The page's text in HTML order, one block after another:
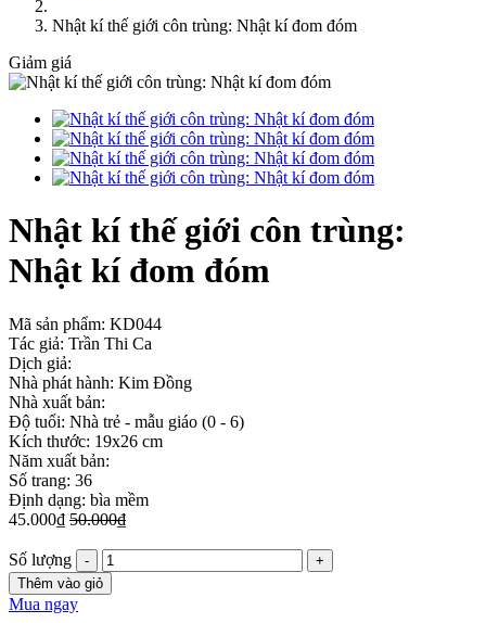
Nhật kí thế giới côn trùng: Nhật kí đom đóm
Giảm giá
Nhật kí thế giới côn trùng:
Nhật kí đom đóm
Mã sản phẩm: KD044
Tác giả: Trần Thi Ca
Dịch giả:
Nhà phát hành: Kim Đồng
Nhà xuất bản:
Độ tuổi: Nhà trẻ - mẫu giáo (0 - 6)
Kích thước: 19x26 cm
Năm xuất bản:
Số trang: 36
Định dạng: bìa mềm
45.000₫ 50.000₫
Số lượng
Thêm vào giỏ
Mua ngay